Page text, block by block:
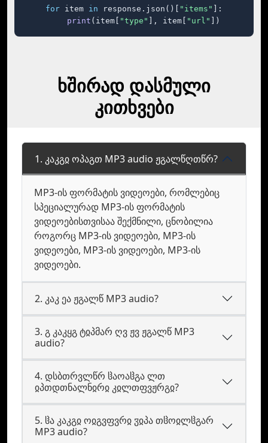
for item in response.json()[ "items"
]:
print (item[ "type" ], item[ "url" ])
ხშირად დასმული
კითხვები
1. კაკგჲ ოპაგთ MP3 audio ჟგალწღთწრ?
MP3-ის ფორმატის ვიდეოები, რომლებიც
სპეციალურად MP3-ის ფორმატის
ვიდეოებისთვისაა შექმნილი, ცნობილია
როგორც MP3-ის ვიდეოები, MP3-ის
ვიდეოები, MP3-ის ვიდეოები, MP3-ის
ვიდეოები.
2. კაკ ეა ჟგალწ MP3 audio?
3. გ კაკყგ ტჲპმარ ღვ ჟვ ჟგალწ MP3
audio?
4. დსბთრვლწრ ჱაოაჱგა ლთ
ჲპთდთნალნჲრჲ კჲლთფვჟრგჲ?
5. ჱა კაკგჲ ოჲგვფვრჲ ჳჲპა თჱოჲლჱგარ
MP3 audio?